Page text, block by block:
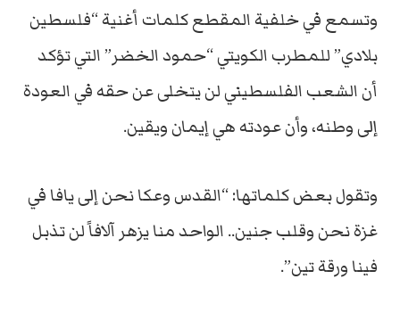
وتسمع في خلفية المقطع كلمات أغنية “فلسطين
بلادي” للمطرب الكويتي “حمود الخضر” التي تؤكد
أن الشعب الفلسطيني لن يتخلى عن حقه في العودة
إلى وطنه، وأن عودته هي إيمان ويقين.
وتقول بعض كلماتها: “القدس وعكا نحن إلى يافا في
غزة نحن وقلب جنين.. الواحد منا يزهر آلافاً لن تذبل
فينا ورقة تين”.